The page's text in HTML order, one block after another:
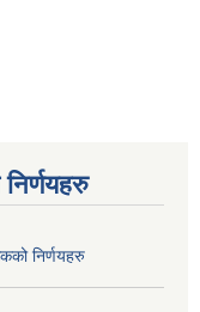
निर्णयहरु